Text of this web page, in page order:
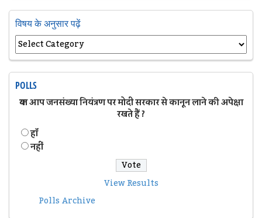
विषय के अनुसार पढ़ें
POLLS
क्या आप जनसंख्या नियंत्रण पर मोदी सरकार से कानून लाने की अपेक्षा
रखते हैं ?
हॉं
नहीं
View Results
Polls Archive